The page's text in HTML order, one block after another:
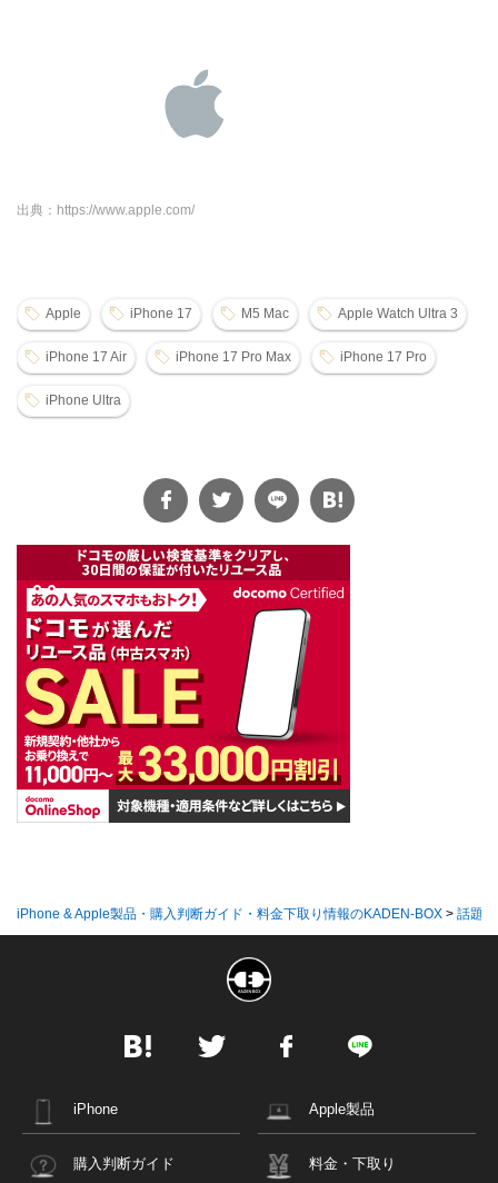
出典：https://www.apple.com/
Apple iPhone 17 M5 Mac Apple Watch Ultra 3
iPhone 17 Air iPhone 17 Pro Max iPhone 17 Pro
iPhone Ultra
iPhone & Apple製品・購入判断ガイド・料金下取り情報のKADEN-BOX > 話題
iPhone Apple製品
購入判断ガイド 料金・下取り